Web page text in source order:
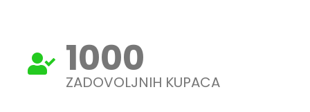
1000
ZADOVOLJNIH KUPACA